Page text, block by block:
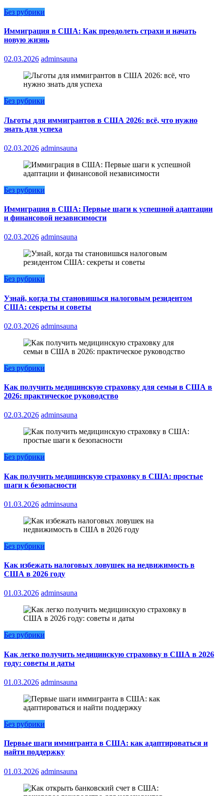
Без рубрики
Иммиграция в США: Как преодолеть страхи и начать
новую жизнь
02.03.2026 adminsauna
Без рубрики
Льготы для иммигрантов в США 2026: всё, что нужно
знать для успеха
02.03.2026 adminsauna
Без рубрики
Иммиграция в США: Первые шаги к успешной адаптации
и финансовой независимости
02.03.2026 adminsauna
Без рубрики
Узнай, когда ты становишься налоговым резидентом
США: секреты и советы
02.03.2026 adminsauna
Без рубрики
Как получить медицинскую страховку для семьи в США в
2026: практическое руководство
02.03.2026 adminsauna
Без рубрики
Как получить медицинскую страховку в США: простые
шаги к безопасности
01.03.2026 adminsauna
Без рубрики
Как избежать налоговых ловушек на недвижимость в
США в 2026 году
01.03.2026 adminsauna
Без рубрики
Как легко получить медицинскую страховку в США в 2026
году: советы и даты
01.03.2026 adminsauna
Без рубрики
Первые шаги иммигранта в США: как адаптироваться и
найти поддержку
01.03.2026 adminsauna